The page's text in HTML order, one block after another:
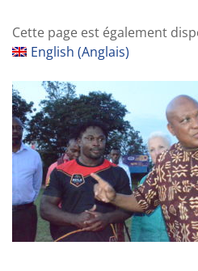
Cette page est également
English (Anglais)